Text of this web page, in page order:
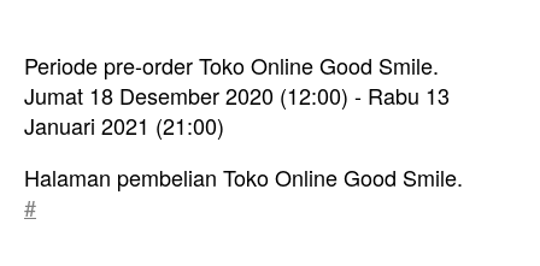
Periode pre-order Toko Online Good Smile.
Jumat 18 Desember 2020 (12:00) - Rabu 13
Januari 2021 (21:00)
Halaman pembelian Toko Online Good Smile.
#